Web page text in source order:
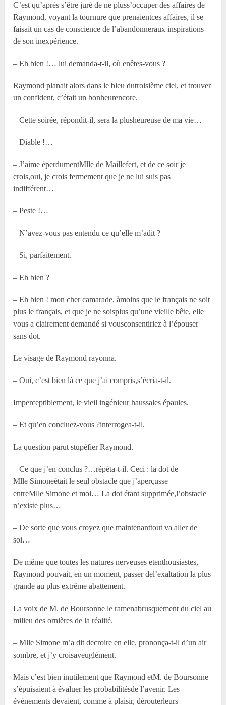
C’est qu’après s’être juré de ne pluss’occuper des affaires de
Raymond, voyant la tournure que prenaientces affaires, il se
faisait un cas de conscience de l’abandonneraux inspirations
de son inexpérience.
– Eh bien !… lui demanda-t-il, où enêtes-vous ?
Raymond planait alors dans le bleu dutroisième ciel, et trouver
un confident, c’était un bonheurencore.
– Cette soirée, répondit-il, sera la plusheureuse de ma vie…
– Diable !…
– J’aime éperdumentMlle de Maillefert, et de ce soir je
crois,oui, je crois fermement que je ne lui suis pas
indifférent…
– Peste !…
– N’avez-vous pas entendu ce qu’elle m’adit ?
– Si, parfaitement.
– Eh bien ?
– Eh bien ! mon cher camarade, àmoins que le français ne soit
plus le français, et que je ne soisplus qu’une vieille bête, elle
vous a clairement demandé si vousconsentiriez à l’épouser
sans dot.
Le visage de Raymond rayonna.
– Oui, c’est bien là ce que j’ai compris,s’écria-t-il.
Imperceptiblement, le vieil ingénieur haussales épaules.
– Et qu’en concluez-vous ?interrogea-t-il.
La question parut stupéfier Raymond.
– Ce que j’en conclus ?…répéta-t-il. Ceci : la dot de
Mlle Simoneétait le seul obstacle que j’aperçusse
entreMlle Simone et moi… La dot étant supprimée,l’obstacle
n’existe plus…
– De sorte que vous croyez que maintenanttout va aller de
soi…
De même que toutes les natures nerveuses etenthousiastes,
Raymond pouvait, en un moment, passer del’exaltation la plus
grande au plus extrême abattement.
La voix de M. de Boursonne le ramenabrusquement du ciel au
milieu des ornières de la réalité.
– Mlle Simone m’a dit decroire en elle, prononça-t-il d’un air
sombre, et j’y croisaveuglément.
Mais c’est bien inutilement que Raymond etM. de Boursonne
s’épuisaient à évaluer les probabilitésde l’avenir. Les
événements devaient, comme à plaisir, dérouterleurs